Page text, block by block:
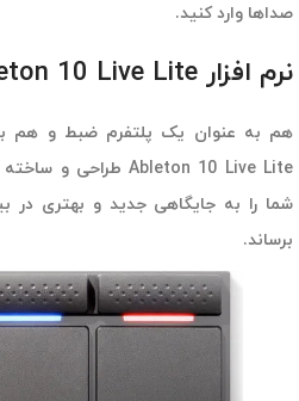
صداها وارد کنید.
نرم افزار Ableton 10 Live Lite
هم به عنوان یک پلتفرم ضبط و هم به
شما را به جایگاهی جدید و بهتری در
برساند.